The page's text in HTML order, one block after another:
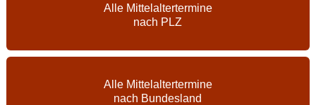
Alle Mittelaltertermine
nach PLZ
Alle Mittelaltertermine
nach Bundesland